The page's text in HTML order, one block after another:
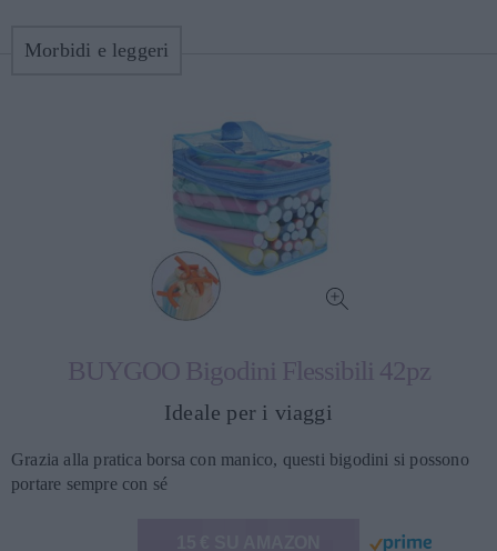
Morbidi e leggeri
BUYGOO Bigodini Flessibili 42pz
Ideale per i viaggi
Grazia alla pratica borsa con manico, questi bigodini si possono
portare sempre con sé